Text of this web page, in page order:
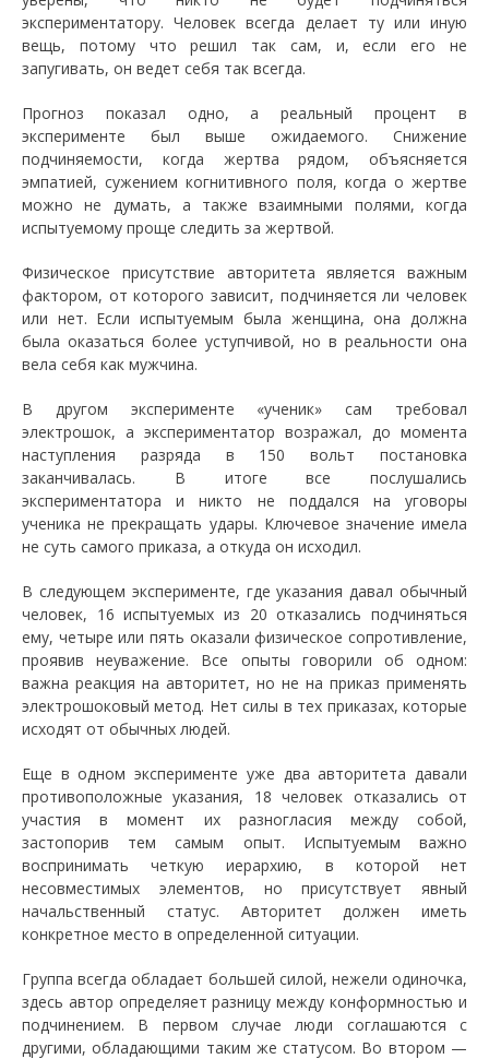
экспериментатору. Человек всегда делает ту или иную
вещь, потому что решил так сам, и, если его не
запугивать, он ведет себя так всегда.
Прогноз показал одно, а реальный процент в
эксперименте был выше ожидаемого. Снижение
подчиняемости, когда жертва рядом, объясняется
эмпатией, сужением когнитивного поля, когда о жертве
можно не думать, а также взаимными полями, когда
испытуемому проще следить за жертвой.
Физическое присутствие авторитета является важным
фактором, от которого зависит, подчиняется ли человек
или нет. Если испытуемым была женщина, она должна
была оказаться более уступчивой, но в реальности она
вела себя как мужчина.
В другом эксперименте «ученик» сам требовал
электрошок, а экспериментатор возражал, до момента
наступления разряда в 150 вольт постановка
заканчивалась. В итоге все послушались
экспериментатора и никто не поддался на уговоры
ученика не прекращать удары. Ключевое значение имела
не суть самого приказа, а откуда он исходил.
В следующем эксперименте, где указания давал обычный
человек, 16 испытуемых из 20 отказались подчиняться
ему, четыре или пять оказали физическое сопротивление,
проявив неуважение. Все опыты говорили об одном:
важна реакция на авторитет, но не на приказ применять
электрошоковый метод. Нет силы в тех приказах, которые
исходят от обычных людей.
Еще в одном эксперименте уже два авторитета давали
противоположные указания, 18 человек отказались от
участия в момент их разногласия между собой,
застопорив тем самым опыт. Испытуемым важно
воспринимать четкую иерархию, в которой нет
несовместимых элементов, но присутствует явный
начальственный статус. Авторитет должен иметь
конкретное место в определенной ситуации.
Группа всегда обладает большей силой, нежели одиночка,
здесь автор определяет разницу между конформностью и
подчинением. В первом случае люди соглашаются с
другими, обладающими таким же статусом. Во втором —